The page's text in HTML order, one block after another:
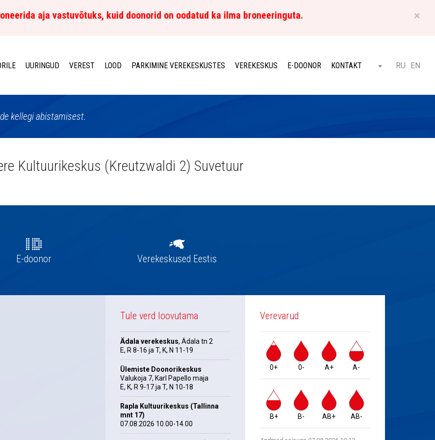
×
aja vastuvõtuks, kuid doonorid on oodatud ka ilma broneeringuta.
UURINGUD VEREST LOOD PARKIMINE VEREKESKUSTES VEREKESKUS E-DOONOR KONTAKT Otsi ET
RU EN
kellegi abistamisest.
Kultuurikeskus (Kreutzwaldi 2) Suvetuur
E-doonor Verekeskused Eestis
Tule verd loovutama
Ädala verekeskus, Ädala tn 2
E, R 8-16 ja T, K, N 11-19
Ülemiste Doonorikeskus
Valukoja 7, Karl Papello maja
E, K, R 9-17 ja T, N 10-18
Rapla Kultuurikeskus (Tallinna
mnt 17)
07.08.2026 10.00-14.00
Verevarud
0+ 0- A+ A-
B+ B- AB+ AB-